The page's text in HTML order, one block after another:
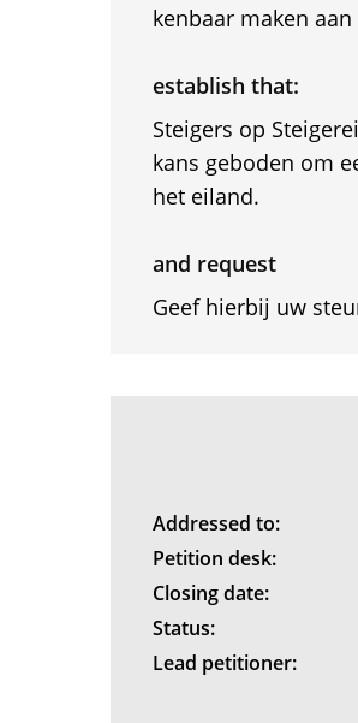
kenbaar maken
establish that:
Steigers op
kans geboden om
het eiland.
and request
Geef hierbij uw
Addressed to:
Petition desk:
Closing date:
Status:
Lead petitioner: